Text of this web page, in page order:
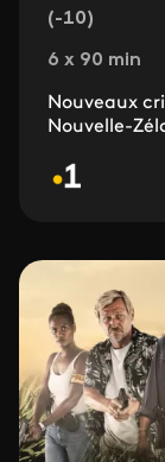
(-10)
6 x 90 min
Nouveaux
Nouvelle-